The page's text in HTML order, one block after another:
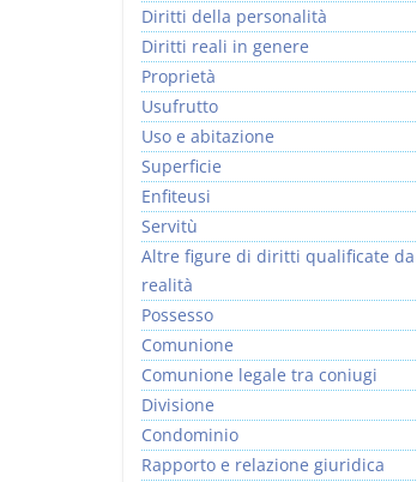
Diritti della personalità
Diritti reali in genere
Proprietà
Usufrutto
Uso e abitazione
Superficie
Enfiteusi
Servitù
Altre figure di diritti qualificate da
realità
Possesso
Comunione
Comunione legale tra coniugi
Divisione
Condominio
Rapporto e relazione giuridica